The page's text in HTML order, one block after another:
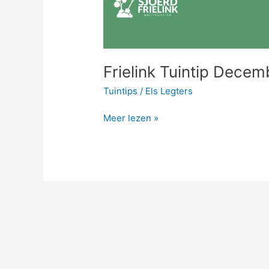
Frielink Tuintip
Tuintips / Els Legters
Meer lezen »